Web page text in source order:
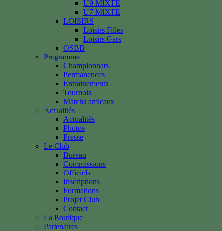
U9 MIXTE
U7 MIXTE
LOISIRS
Loisirs Filles
Loisirs Gars
OSBB
Programme
Championnats
Permanences
Entrainements
Tournois
Matchs amicaux
Actualités
Actualités
Photos
Presse
Le Club
Bureau
Commissions
Officiels
Inscriptions
Formations
Projet Club
Contact
La Boutique
Partenaires